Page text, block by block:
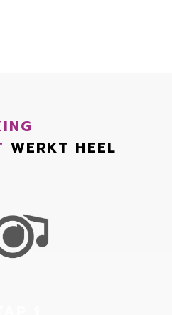
WERKT HEEL